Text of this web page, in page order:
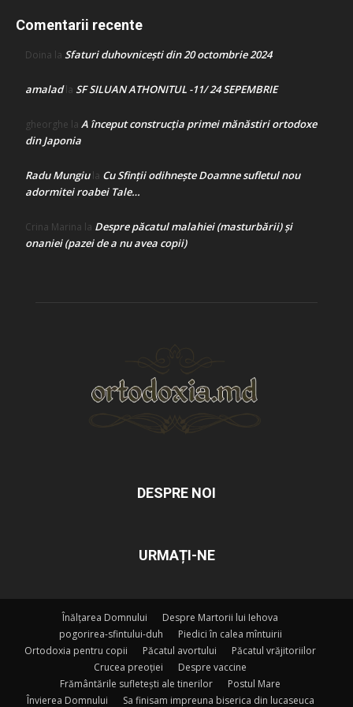
Comentarii recente
Doina la Sfaturi duhovnicești din 20 octombrie 2024
amaladla SF SILUAN ATHONITUL -11/ 24 SEPEMBRIE
gheorghe la A început construcţia primei mănăstiri ortodoxe
din Japonia
Radu Mungiula Cu Sfinții odihnește Doamne sufletul nou
adormitei roabei Tale…
Crina Marina la Despre păcatul malahiei (masturbării) şi
onaniei (pazei de a nu avea copii)
DESPRE NOI
URMAȚI-NE
Înălțarea Domnului
Despre Martorii lui Iehova
pogorirea-sfintului-duh
Piedici în calea mîntuirii
Ortodoxia pentru copii
Păcatul avortului
Păcatul vrăjitoriilor
Crucea preoției
Despre vaccine
Frământările sufletești ale tinerilor
Postul Mare
Învierea Domnului
Sa finisam impreuna biserica din lucaseuca